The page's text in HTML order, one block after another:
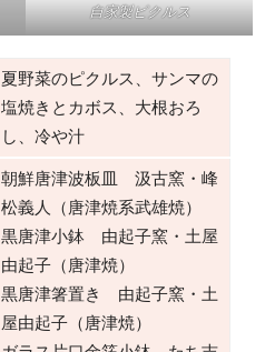
自家製ピクルス
夏野菜のピクルス、サンマの
塩焼きとカボス、大根おろ
し、冷や汁
朝鮮唐津波板皿 汲古窯・峰
松義人（唐津焼系武雄焼）
黒唐津小鉢 由起子窯・土屋
由起子（唐津焼）
黒唐津箸置き 由起子窯・土
屋由起子（唐津焼）